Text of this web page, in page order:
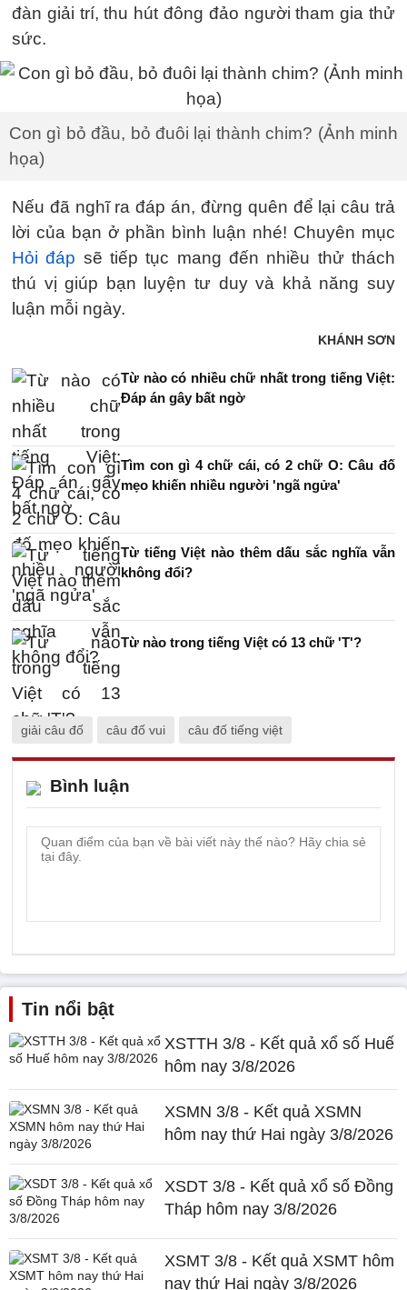
đàn giải trí, thu hút đông đảo người tham gia thử
sức.
Con gì bỏ đầu, bỏ đuôi lại thành chim? (Ảnh minh
họa)
Nếu đã nghĩ ra đáp án, đừng quên để lại câu trả
lời của bạn ở phần bình luận nhé! Chuyên mục
Hỏi đáp sẽ tiếp tục mang đến nhiều thử thách
thú vị giúp bạn luyện tư duy và khả năng suy
luận mỗi ngày.
KHÁNH SƠN
Từ nào có nhiều chữ nhất trong tiếng Việt:
Đáp án gây bất ngờ
Tìm con gì 4 chữ cái, có 2 chữ O: Câu đố
mẹo khiến nhiều người 'ngã ngửa'
Từ tiếng Việt nào thêm dấu sắc nghĩa vẫn
không đổi?
Từ nào trong tiếng Việt có 13 chữ 'T'?
giải câu đố câu đố vui câu đố tiếng việt
Bình luận
Tin nổi bật
XSTTH 3/8 - Kết quả xổ số Huế
hôm nay 3/8/2026
XSMN 3/8 - Kết quả XSMN
hôm nay thứ Hai ngày 3/8/2026
XSDT 3/8 - Kết quả xổ số Đồng
Tháp hôm nay 3/8/2026
XSMT 3/8 - Kết quả XSMT hôm
nay thứ Hai ngày 3/8/2026